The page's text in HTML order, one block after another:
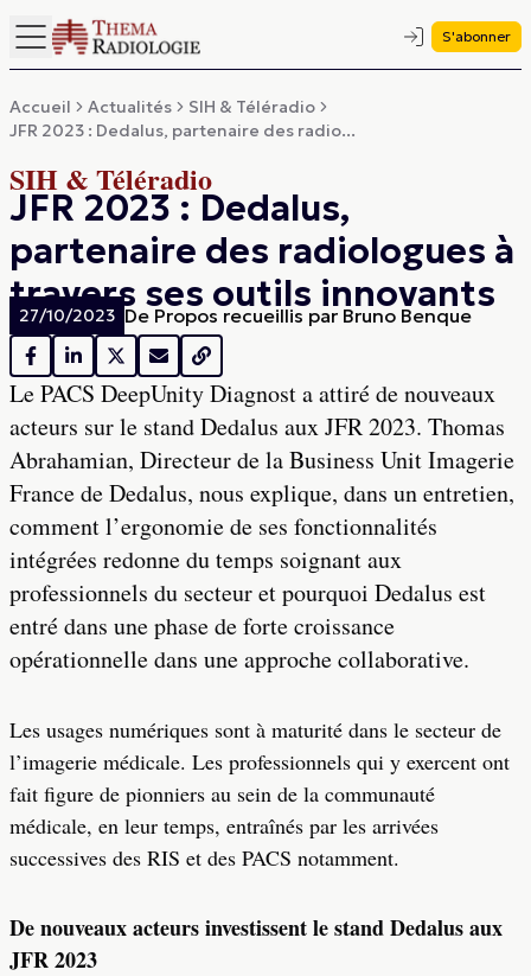
S'abonner
Accueil Actualités
SIH & Téléradio
JFR 2023 : Dedalus, partenaire des radio...
SIH & Téléradio
JFR 2023 : Dedalus,
partenaire des radiologues à
travers ses outils innovants
27/10/2023 De Propos recueillis par Bruno Benque
Le PACS DeepUnity Diagnost a attiré de nouveaux
acteurs sur le stand Dedalus aux JFR 2023. Thomas
Abrahamian, Directeur de la Business Unit Imagerie
France de Dedalus, nous explique, dans un entretien,
comment l’ergonomie de ses fonctionnalités
intégrées redonne du temps soignant aux
professionnels du secteur et pourquoi Dedalus est
entré dans une phase de forte croissance
opérationnelle dans une approche collaborative.
Les usages numériques sont à maturité dans le secteur de
l’imagerie médicale. Les professionnels qui y exercent ont
fait figure de pionniers au sein de la communauté
médicale, en leur temps, entraînés par les arrivées
successives des RIS et des PACS notamment.
De nouveaux acteurs investissent le stand Dedalus aux
JFR 2023